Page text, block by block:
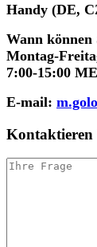
Handy (DE,
Wann können
Montag-
7:00-15:00
E-mail:
Kontaktieren